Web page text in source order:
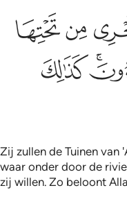
فيها ما يشاءون كذالك
ٱلْأَنْهَـٰرُ ۖ لَهُمْ فِيهَا
ﲗﲘ
ﲠ
Zij zullen de Tuinen van
waar onder door de
zij willen. Zo beloont